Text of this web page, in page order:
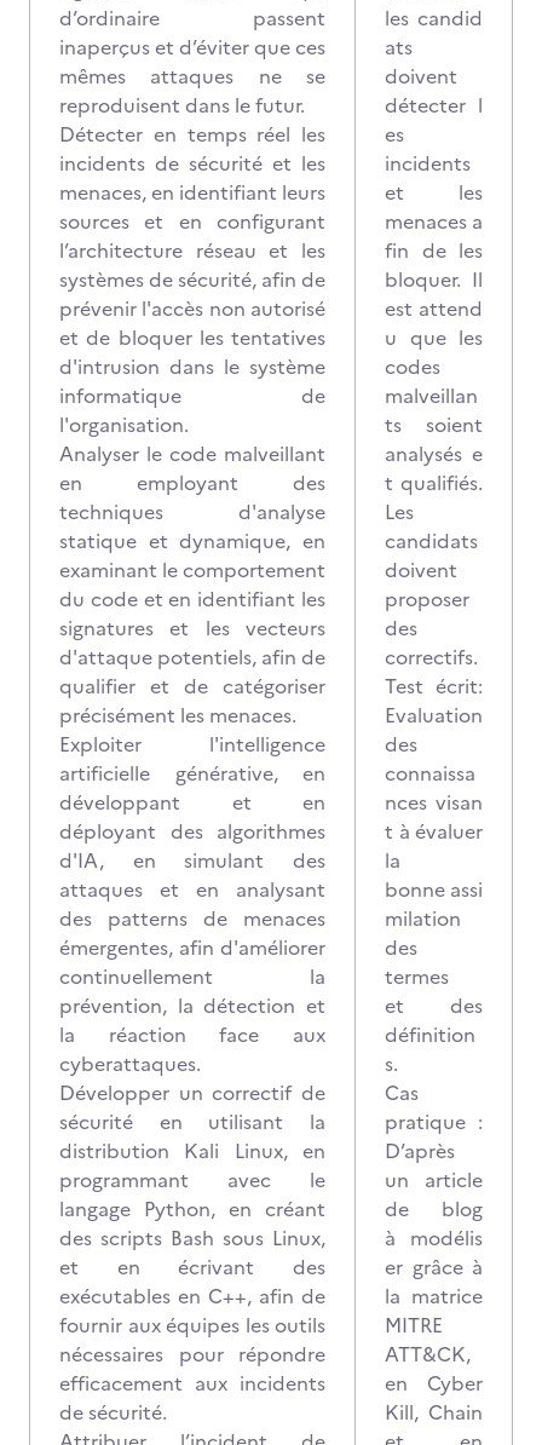
d’ordinaire passent
inaperçus et d’éviter que ces
mêmes attaques ne se
reproduisent dans le futur.
Détecter en temps réel les
incidents de sécurité et les
menaces, en identifiant leurs
sources et en configurant
l’architecture réseau et les
systèmes de sécurité, afin de
prévenir l'accès non autorisé
et de bloquer les tentatives
d'intrusion dans le système
informatique de
l'organisation.
Analyser le code malveillant
en employant des
techniques d'analyse
statique et dynamique, en
examinant le comportement
du code et en identifiant les
signatures et les vecteurs
d'attaque potentiels, afin de
qualifier et de catégoriser
précisément les menaces.
Exploiter l'intelligence
artificielle générative, en
développant et en
déployant des algorithmes
d'IA, en simulant des
attaques et en analysant
des patterns de menaces
émergentes, afin d'améliorer
continuellement la
prévention, la détection et
la réaction face aux
cyberattaques.
Développer un correctif de
sécurité en utilisant la
distribution Kali Linux, en
programmant avec le
langage Python, en créant
des scripts Bash sous Linux,
et en écrivant des
exécutables en C++, afin de
fournir aux équipes les outils
nécessaires pour répondre
efficacement aux incidents
de sécurité.
les candid
ats
doivent
détecter l
es
incidents
et les
menaces a
fin de les
bloquer. Il
est attend
u que les
codes
malveillan
ts soient
analysés e
t qualifiés.
Les
candidats
doivent
proposer
des
correctifs.
Test écrit:
Evaluation
des
connaissa
nces visan
t à évaluer
la
bonne assi
milation
des
termes
et des
définition
s.
Cas
pratique :
D’après
un article
de blog
à modélis
er grâce à
la matrice
MITRE
ATT&CK,
en Cyber
Kill, Chain